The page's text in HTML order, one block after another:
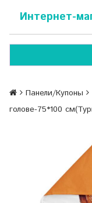
Интернет-
Панели/Купоны
голове-75*100